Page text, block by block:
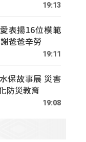
19:13
表揚16位模範
爸爸辛勞
19:11
保故事展 災害
防災教育
19:08